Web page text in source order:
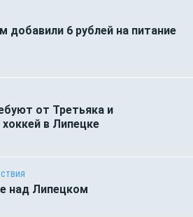
добавили 6 рублей на питание
от Третьяка и
в Липецке
над Липецком